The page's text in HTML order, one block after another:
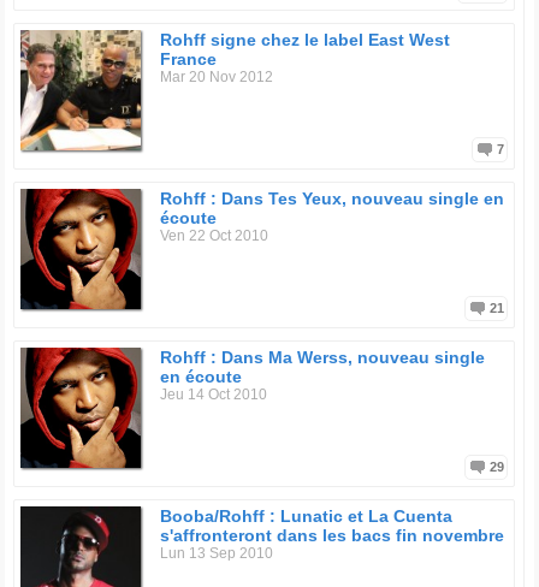
Rohff signe chez le label East West
France
Mar 20 Nov 2012
7
Rohff : Dans Tes Yeux, nouveau single en
écoute
Ven 22 Oct 2010
21
Rohff : Dans Ma Werss, nouveau single
en écoute
Jeu 14 Oct 2010
29
Booba/Rohff : Lunatic et La Cuenta
s'affronteront dans les bacs fin novembre
Lun 13 Sep 2010